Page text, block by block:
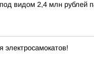
видом 2,4 млн рублей
электросамокатов!